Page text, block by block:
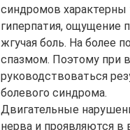
синдромов характерны
гиперпатия, ощущение
жгучая боль. На более
спазмом. Поэтому при
руководствоваться
болевого синдрома.
Двигательные
нерва и проявляются